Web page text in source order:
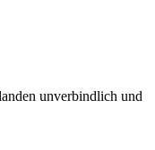
unverbindlich und